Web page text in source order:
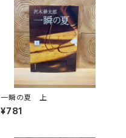
一瞬の夏 上
¥781